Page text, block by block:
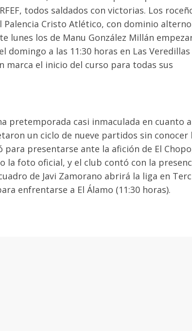
todos saldados con victorias. Los
Cristo Atlético, con dominio
lunes los de Manu González Millán
a las 11:30 horas en Las Veredillas
marca el inicio del curso para todas sus
pretemporada casi inmaculada en cuanto a
un ciclo de nueve partidos sin conocer
presentarse ante la afición de El
la foto oficial, y el club contó con la
de Javi Zamorano abrirá la liga en
enfrentarse a El Álamo (11:30 horas).